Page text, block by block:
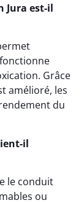
Jura est-il
Grâce
amélioré, les
du
il
le conduit
ou